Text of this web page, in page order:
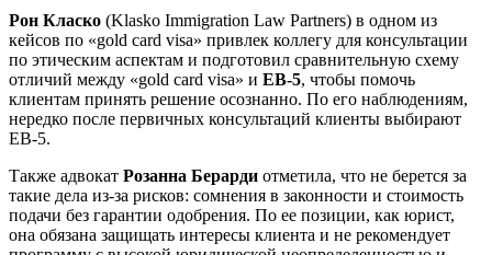
Рон Класко (Klasko Immigration Law Partners) в одном из
кейсов по «gold card visa» привлек коллегу для консультации
по этическим аспектам и подготовил сравнительную схему
отличий между «gold card visa» и EB-5, чтобы помочь
клиентам принять решение осознанно. По его наблюдениям,
нередко после первичных консультаций клиенты выбирают
EB-5.
Также адвокат Розанна Берарди отметила, что не берется за
такие дела из-за рисков: сомнения в законности и стоимость
подачи без гарантии одобрения. По ее позиции, как юрист,
она обязана защищать интересы клиента и не рекомендует